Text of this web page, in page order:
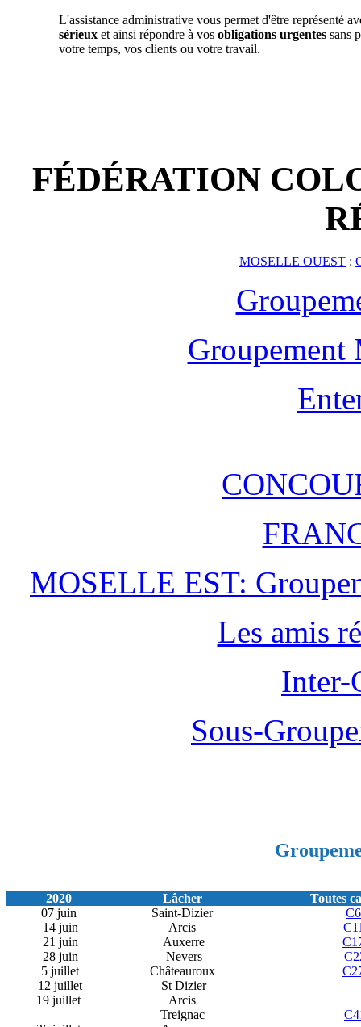
L'assistance administrative vous permet d'être représenté
sérieux et ainsi répondre à vos obligations urgentes sans
votre temps, vos clients ou votre travail.
FÉDÉRATION
MOSELLE OUEST :
MOSELLE EST:
Les amis
Inter-
Sous-
2020 Lâcher
Toutes
07 juin
Saint-Dizier
14 juin
Arcis
21 juin
Auxerre
28 juin
Nevers
5 juillet
Châteauroux
12 juillet
St Dizier
19 juillet
Arcis
Treignac